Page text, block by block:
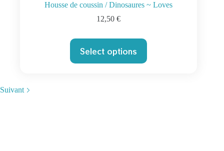
Housse de coussin / Dinosaures ~ Loves
12,50€
Select options
Suivant